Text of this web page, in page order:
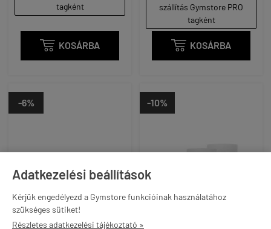
Adatkezelési beállítások
Kérjük engedélyezd a Gymstore funkcióinak használatához
szükséges sütiket!
Részletes adatkezelési tájékoztató »
tagként
 KOSÁRBA
szállítás Gymstore PRO
tagként
 KOSÁRBA
-6% -10%